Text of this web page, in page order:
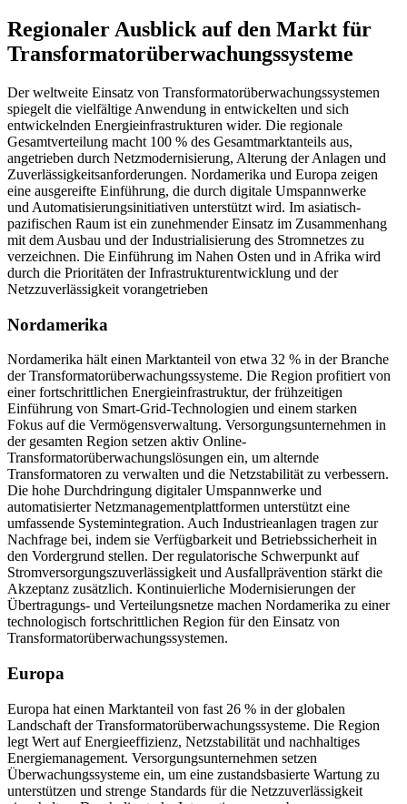
Regionaler Ausblick auf den Markt für
Transformatorüberwachungssysteme
Der weltweite Einsatz von Transformatorüberwachungssystemen
spiegelt die vielfältige Anwendung in entwickelten und sich
entwickelnden Energieinfrastrukturen wider. Die regionale
Gesamtverteilung macht 100 % des Gesamtmarktanteils aus,
angetrieben durch Netzmodernisierung, Alterung der Anlagen und
Zuverlässigkeitsanforderungen. Nordamerika und Europa zeigen
eine ausgereifte Einführung, die durch digitale Umspannwerke
und Automatisierungsinitiativen unterstützt wird. Im asiatisch-
pazifischen Raum ist ein zunehmender Einsatz im Zusammenhang
mit dem Ausbau und der Industrialisierung des Stromnetzes zu
verzeichnen. Die Einführung im Nahen Osten und in Afrika wird
durch die Prioritäten der Infrastrukturentwicklung und der
Netzzuverlässigkeit vorangetrieben
Nordamerika
Nordamerika hält einen Marktanteil von etwa 32 % in der Branche
der Transformatorüberwachungssysteme. Die Region profitiert von
einer fortschrittlichen Energieinfrastruktur, der frühzeitigen
Einführung von Smart-Grid-Technologien und einem starken
Fokus auf die Vermögensverwaltung. Versorgungsunternehmen in
der gesamten Region setzen aktiv Online-
Transformatorüberwachungslösungen ein, um alternde
Transformatoren zu verwalten und die Netzstabilität zu verbessern.
Die hohe Durchdringung digitaler Umspannwerke und
automatisierter Netzmanagementplattformen unterstützt eine
umfassende Systemintegration. Auch Industrieanlagen tragen zur
Nachfrage bei, indem sie Verfügbarkeit und Betriebssicherheit in
den Vordergrund stellen. Der regulatorische Schwerpunkt auf
Stromversorgungszuverlässigkeit und Ausfallprävention stärkt die
Akzeptanz zusätzlich. Kontinuierliche Modernisierungen der
Übertragungs- und Verteilungsnetze machen Nordamerika zu einer
technologisch fortschrittlichen Region für den Einsatz von
Transformatorüberwachungssystemen.
Europa
Europa hat einen Marktanteil von fast 26 % in der globalen
Landschaft der Transformatorüberwachungssysteme. Die Region
legt Wert auf Energieeffizienz, Netzstabilität und nachhaltiges
Energiemanagement. Versorgungsunternehmen setzen
Überwachungssysteme ein, um eine zustandsbasierte Wartung zu
unterstützen und strenge Standards für die Netzzuverlässigkeit